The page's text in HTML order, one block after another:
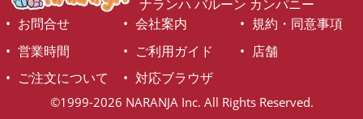
ナランハ バルーン カンパニー
お問合せ
会社案内
規約・同意事項
営業時間
ご利用ガイド
店舗
ご注文について
対応ブラウザ
©1999-2026 NARANJA Inc. All Rights Reserved.